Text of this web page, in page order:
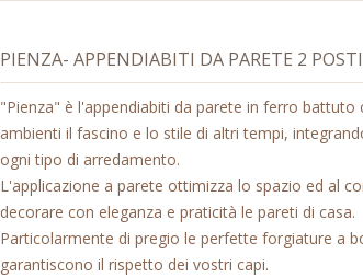
PIENZA- APPENDIABITI DA PARETE 2
"Pienza" è l'appendiabiti da parete in ferro battuto
ambienti il fascino e lo stile di altri tempi,
ogni tipo di arredamento.
L'applicazione a parete ottimizza lo spazio ed al
decorare con eleganza e praticità le pareti di casa.
Particolarmente di pregio le perfette forgiature a
garantiscono il rispetto dei vostri capi.